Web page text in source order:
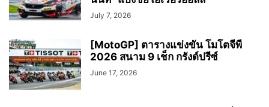
July 7, 2026
[MotoGP] ตารางแข่งขัน โมโตจีพี
2026 สนาม 9 เช็ก กรังด์ปรีซ์
June 17, 2026